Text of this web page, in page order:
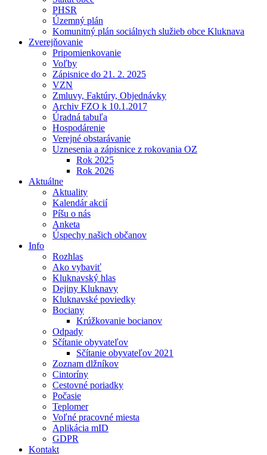
PHSR
Územný plán
Komunitný plán sociálnych služieb obce Kluknava
Zverejňovanie
Pripomienkovanie
Voľby
Zápisnice do 21. 2. 2025
VZN
Zmluvy, Faktúry, Objednávky
Archiv FZO k 10.1.2017
Úradná tabuľa
Hospodárenie
Verejné obstarávanie
Uznesenia a zápisnice z rokovania OZ
Rok 2025
Rok 2026
Aktuálne
Aktuality
Kalendár akcií
Píšu o nás
Anketa
Úspechy našich občanov
Info
Rozhlas
Ako vybaviť
Kluknavský hlas
Dejiny Kluknavy
Kluknavské poviedky
Bociany
Krúžkovanie bocianov
Odpady
Sčítanie obyvateľov
Sčítanie obyvateľov 2021
Zoznam dlžníkov
Cintoríny
Cestovné poriadky
Počasie
Teplomer
Voľné pracovné miesta
Aplikácia mID
GDPR
Kontakt